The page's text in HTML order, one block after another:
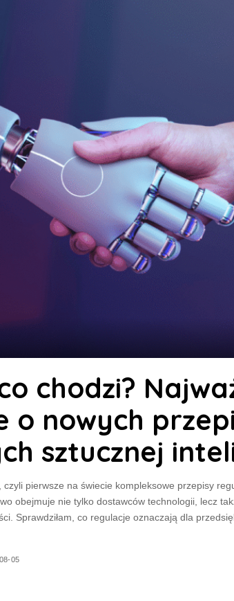
chodzi?
o nowych
sztucznej
czyli pierwsze na świecie kompleksowe przepisy
obejmuje nie tylko dostawców technologii, lecz
Sprawdziłam, co regulacje oznaczają dla
05